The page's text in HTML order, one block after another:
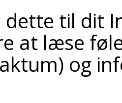
dette til dit
at læse
og